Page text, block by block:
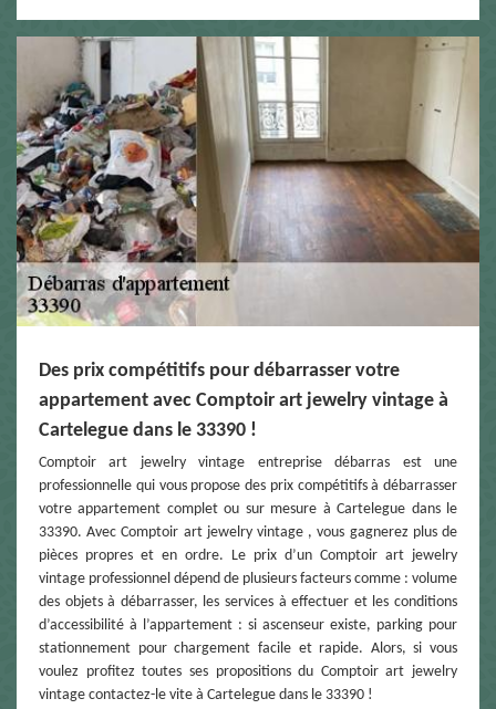
Des prix compétitifs pour débarrasser votre
appartement avec Comptoir art jewelry vintage à
Cartelegue dans le 33390 !
Comptoir art jewelry vintage entreprise débarras est une
professionnelle qui vous propose des prix compétitifs à débarrasser
votre appartement complet ou sur mesure à Cartelegue dans le
33390. Avec Comptoir art jewelry vintage , vous gagnerez plus de
pièces propres et en ordre. Le prix d’un Comptoir art jewelry
vintage professionnel dépend de plusieurs facteurs comme : volume
des objets à débarrasser, les services à effectuer et les conditions
d’accessibilité à l’appartement : si ascenseur existe, parking pour
stationnement pour chargement facile et rapide. Alors, si vous
voulez profitez toutes ses propositions du Comptoir art jewelry
vintage contactez-le vite à Cartelegue dans le 33390 !